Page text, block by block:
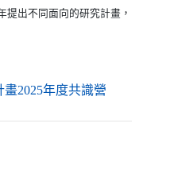
提出不同面向的研究計畫，
2025年度共識營